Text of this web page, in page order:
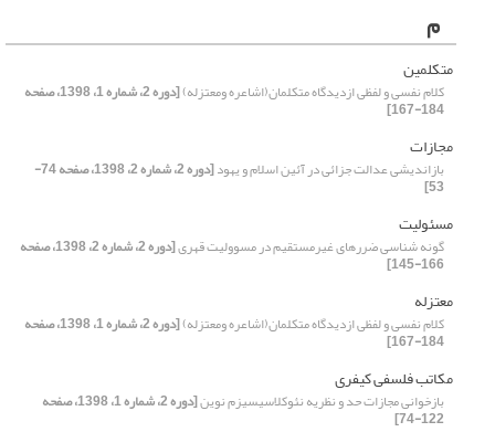
م
متکلمین
کلام نفسی و لفظی ازدیدگاه متکلمان(اشاعره ومعتزله) [دوره 2، شماره 1، 1398، صفحه
184-167]
مجازات
بازاندیشی عدالت جزائی در آئین اسلام و یهود [دوره 2، شماره 2، 1398، صفحه 74-
53]
مسئولیت
گونه شناسی ضررهای غیرمستقیم در مسوولیت قهری [دوره 2، شماره 2، 1398، صفحه
166-145]
معتزله
کلام نفسی و لفظی ازدیدگاه متکلمان(اشاعره ومعتزله) [دوره 2، شماره 1، 1398، صفحه
184-167]
مکاتب فلسفی کیفری
بازخوانی مجازات حد و نظریه نئوکلاسیسیزم نوین [دوره 2، شماره 1، 1398، صفحه
122-74]